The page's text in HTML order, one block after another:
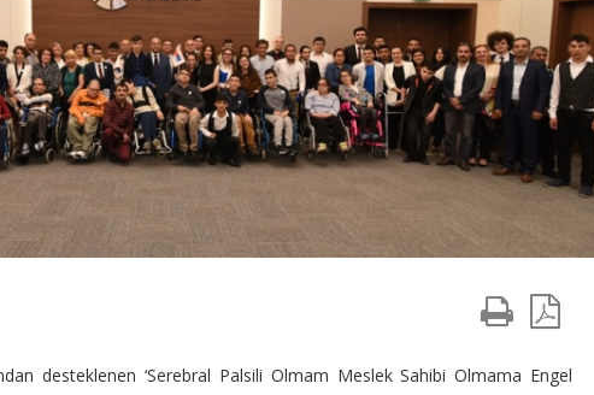
desteklenen ‘Serebral Palsili Olmam Meslek Sahibi Olmama Engel